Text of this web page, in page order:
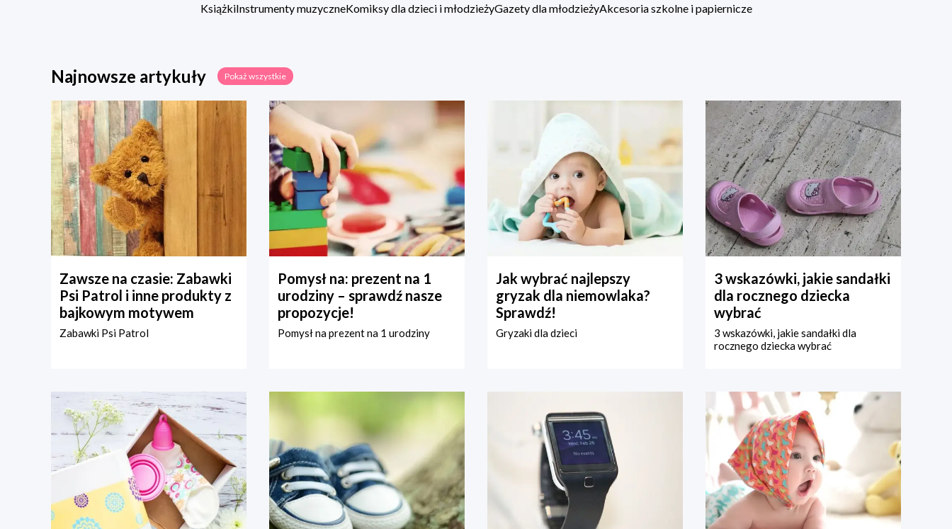
KsiążkiInstrumenty muzyczneKomiksy dla dzieci i młodzieżyGazety dla młodzieżyAkcesoria szkolne i papiernicze
Najnowsze artykuły Pokaż wszystkie
Zawsze na czasie: Zabawki
Psi Patrol i inne produkty z
bajkowym motywem
Zabawki Psi Patrol
Pomysł na: prezent na 1
urodziny – sprawdź nasze
propozycje!
Pomysł na prezent na 1 urodziny
Jak wybrać najlepszy
gryzak dla niemowlaka?
Sprawdź!
Gryzaki dla dzieci
3 wskazówki, jakie sandałki
dla rocznego dziecka
wybrać
3 wskazówki, jakie sandałki dla
rocznego dziecka wybrać